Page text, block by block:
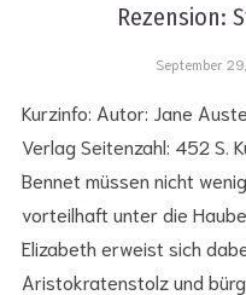
Rezension:
September
Kurzinfo: Autor: Jane
Verlag Seitenzahl: 452 S.
Bennet müssen nicht
vorteilhaft unter die
Elizabeth erweist sich
Aristokratenstolz und